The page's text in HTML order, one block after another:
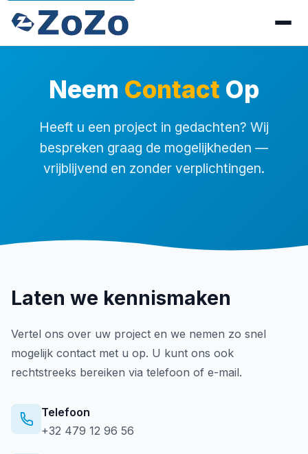
Neem Contact Op
Heeft u een project in gedachten? Wij
bespreken graag de mogelijkheden —
vrijblijvend en zonder verplichtingen.
Laten we kennismaken
Vertel ons over uw project en we nemen zo snel
mogelijk contact met u op. U kunt ons ook
rechtstreeks bereiken via telefoon of e-mail.
Telefoon
+32 479 12 96 56